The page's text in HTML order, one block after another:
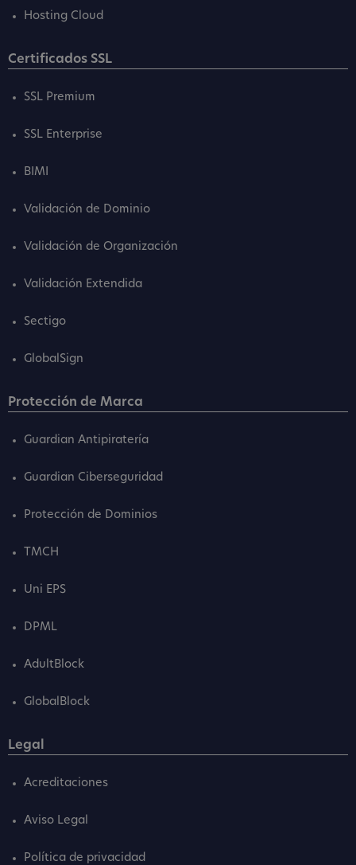
Hosting Cloud
Certificados SSL
SSL Premium
SSL Enterprise
BIMI
Validación de Dominio
Validación de Organización
Validación Extendida
Sectigo
GlobalSign
Protección de Marca
Guardian Antipiratería
Guardian Ciberseguridad
Protección de Dominios
TMCH
Uni EPS
DPML
AdultBlock
GlobalBlock
Legal
Acreditaciones
Aviso Legal
Política de privacidad